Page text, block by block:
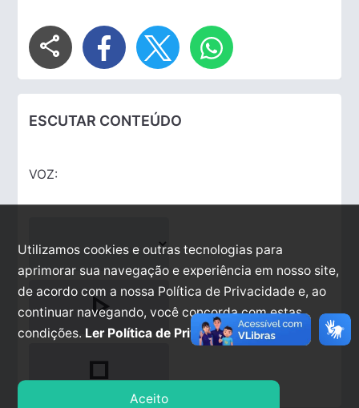
share
ESCUTAR CONTEÚDO
VOZ:
play_arrow
stop
Utilizamos cookies e outras tecnologias para
aprimorar sua navegação e experiência em nosso site,
de acordo com a nossa Política de Privacidade e, ao
continuar navegando, você concorda com estas
condições. Ler Política de Privacidade.
Aceito